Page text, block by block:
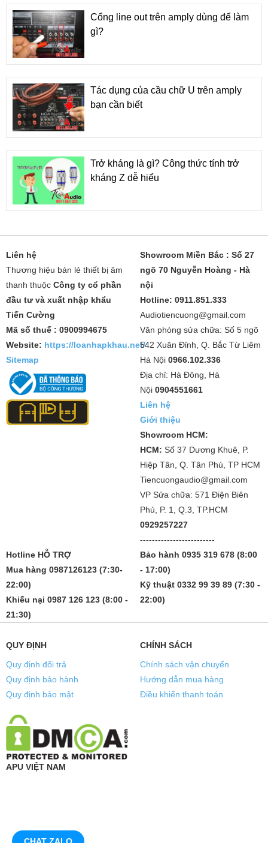
Cổng line out trên amply dùng để làm
gì?
Tác dụng của cầu chữ U trên amply
bạn cần biết
Trở kháng là gì? Công thức tính trở
kháng Z dễ hiểu
Liên hệ
Thương hiệu bán lẻ thiết bị âm
thanh thuộc Công ty cổ phần
đầu tư và xuất nhập khẩu
Tiến Cường
Mã số thuế : 0900994675
Website: https://loanhapkhau.net/
Sitemap
Showroom Miền Bắc : Số 27
ngõ 70 Nguyễn Hoàng - Hà
nội
Hotline: 0911.851.333
Audiotiencuong@gmail.com
Văn phòng sửa chữa: Số 5 ngõ
542 Xuân Đỉnh, Q. Bắc Từ Liêm
Hà Nội 0966.102.336
Địa chỉ: Hà Đông, Hà
Nội 0904551661
Liên hệ
Giới thiệu
Showroom HCM:
HCM: Số 37 Dương Khuê, P.
Hiệp Tân, Q. Tân Phú, TP HCM
Tiencuongaudio@gmail.com
VP Sửa chữa: 571 Điện Biên
Phủ, P. 1, Q.3, TP.HCM
0929257227
-------------------------
Hotline HỖ TRỢ
Mua hàng 0987126123 (7:30-
22:00)
Khiếu nại 0987 126 123 (8:00 -
21:30)
Bảo hành 0935 319 678 (8:00
- 17:00)
Kỹ thuật 0332 99 39 89 (7:30 -
22:00)
QUY ĐỊNH
Quy định đổi trả
Quy định bảo hành
Quy định bảo mật
CHÍNH SÁCH
Chính sách vận chuyển
Hướng dẫn mua hàng
Điều khiển thanh toán
APU VIỆT NAM